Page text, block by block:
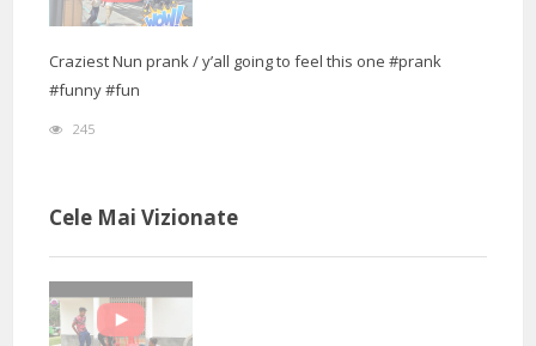
Craziest Nun prank / y’all going to feel this one #prank
#funny #fun
245
Cele Mai Vizionate